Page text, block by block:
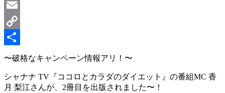
LinkedIn
Email
Copy
Link
〜破格なキャンペーン情報アリ！〜
シャナナ TV『ココロとカラダのダイエット』の番組MC 香
月 梨江さんが、2冊目を出版されました〜！